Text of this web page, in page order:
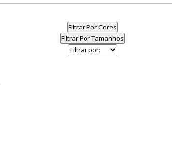
Filtrar Por Cores
Filtrar Por Tamanhos